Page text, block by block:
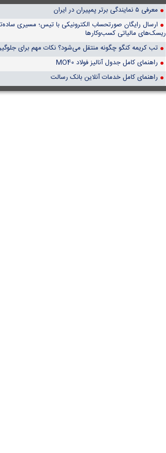
معرفی ۵ نمایندگی برتر پمپیران در ایران
ارسال رایگان صورتحساب الکترونیکی با تیس؛ مسیری
ریسک‌های مالیاتی کسب‌وکارها
تب کریمه کنگو چگونه منتقل می‌شود؟ نکات مهم برای
راهنمای کامل جدول آنالیز فولاد MO40
راهنمای کامل خدمات آنلاین بانک رسالت